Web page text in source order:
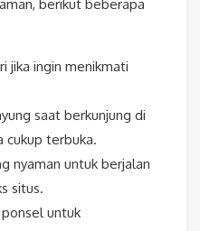
berikut beberapa
jika ingin menikmati
saat berkunjung di
cukup terbuka.
nyaman untuk berjalan
situs.
untuk